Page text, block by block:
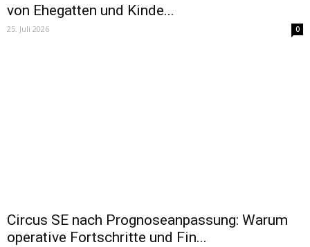
von Ehegatten und Kinde...
25. Juli 2026 0
Circus SE nach Prognoseanpassung: Warum
operative Fortschritte und Fin...